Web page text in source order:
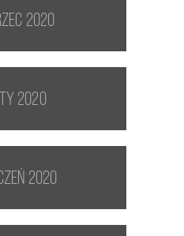
2020
2020
2020